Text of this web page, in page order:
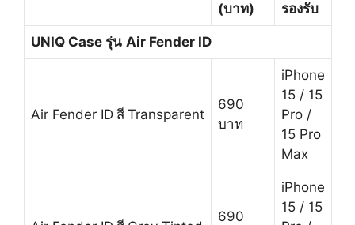
(บาท)
รองรับ
UNIQ Case รุ่น Air Fender ID
Air Fender ID สี Transparent
690
บาท
iPhone
15 / 15
Pro /
15 Pro
Max
690
iPhone
15 / 15